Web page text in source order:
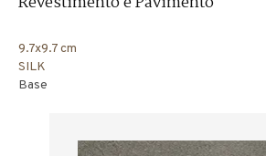
9.7x9.7 cm
SILK
Base